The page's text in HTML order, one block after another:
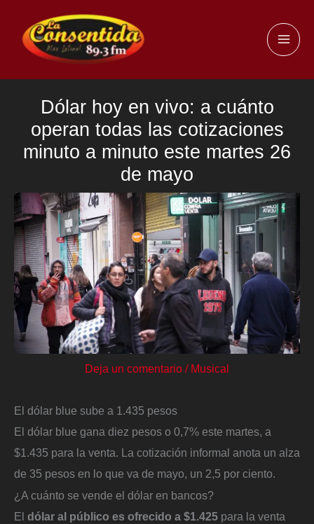
contenido
Dólar hoy en vivo: a cuánto
operan todas las cotizaciones
minuto a minuto este martes 26
de mayo
Deja un comentario / Musical
El dólar blue sube a 1.435 pesos
El dólar blue gana diez pesos o 0,7% este martes, a
$1.435 para la venta. La cotización informal anota un alza
de 35 pesos en lo que va de mayo, un 2,5 por ciento.
¿A cuánto se vende el dólar en bancos?
El dólar al público es ofrecido a $1.425 para la venta